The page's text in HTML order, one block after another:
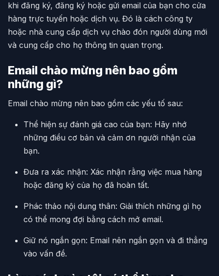
khi đăng ký, đăng ký hoặc gửi email của bạn cho cửa
hàng trực tuyến hoặc dịch vụ. Đó là cách công ty
hoặc nhà cung cấp dịch vụ chào đón người dùng mới
và cung cấp cho họ thông tin quan trọng.
Email chào mừng nên bao gồm
những gì?
Email chào mừng nên bao gồm các yếu tố sau:
Thể hiện sự đánh giá cao của bạn: Hãy nhớ
những điều cơ bản và cảm ơn người nhận của
bạn.
Đưa ra xác nhận: Xác nhận rằng việc mua hàng
hoặc đăng ký của họ đã hoàn tất.
Phác thảo nội dung thân: Giải thích những gì họ
có thể mong đợi bằng cách mở email.
Giữ nó ngắn gọn: Email nên ngắn gọn và đi thẳng
vào vấn đề.